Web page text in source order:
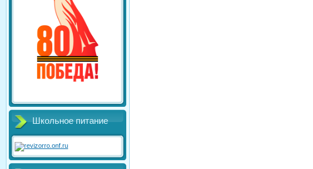
Школьное питание